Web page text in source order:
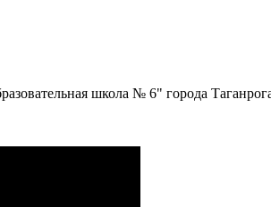
школа № 6" города